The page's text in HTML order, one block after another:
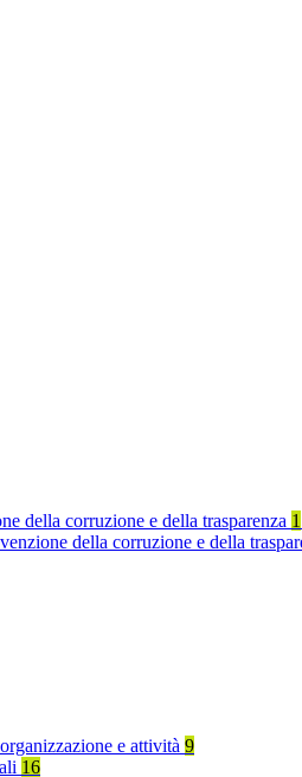
della corruzione e della trasparenza 1
della corruzione e della
e attività 9
16